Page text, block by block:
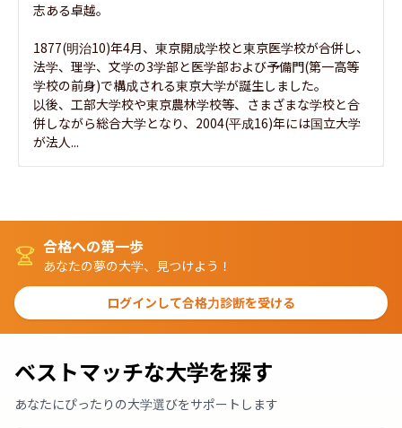
志ある卓越。
1877(明治10)年4月、東京開成学校と東京医学校が合併し、
法学、理学、文学の3学部と医学部および予備門(第一高等
学校の前身)で構成される東京大学が誕生しました。
以後、工部大学校や東京農林学校等、さまざまな学校と合
併しながら総合大学となり、2004(平成16)年には国立大学
が法人...
合格への第一歩
あなたの夢の大学、見つけよう！
ログインして合格力診断を受ける
ベストマッチな大学を探す
あなたにぴったりの大学選びをサポートします